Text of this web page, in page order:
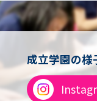
成立学園の様